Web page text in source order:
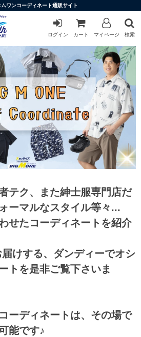
ワンコーディネート通販サイト
ログイン カート マイページ 検索
テク、また紳士服専門店だ
ーマルなスタイル等々...
せたコーディネートを紹介
けする、ダンディーでオシ
トを是非ご覧下さいま
ーディネートは、その場で
能です♪